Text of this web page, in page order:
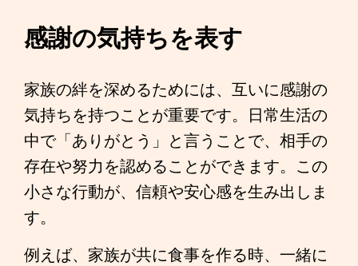
感謝の気持ちを表す
家族の絆を深めるためには、互いに感謝の
気持ちを持つことが重要です。日常生活の
中で「ありがとう」と言うことで、相手の
存在や努力を認めることができます。この
小さな行動が、信頼や安心感を生み出しま
す。
例えば、家族が共に食事を作る時、一緒に